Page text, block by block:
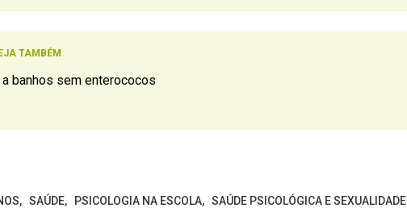
TAMBÉM
a banhos sem enterococos
SAÚDE PSICOLOGIA NA ESCOLA SAÚDE PSICOLÓGICA E SEXUALIDADE